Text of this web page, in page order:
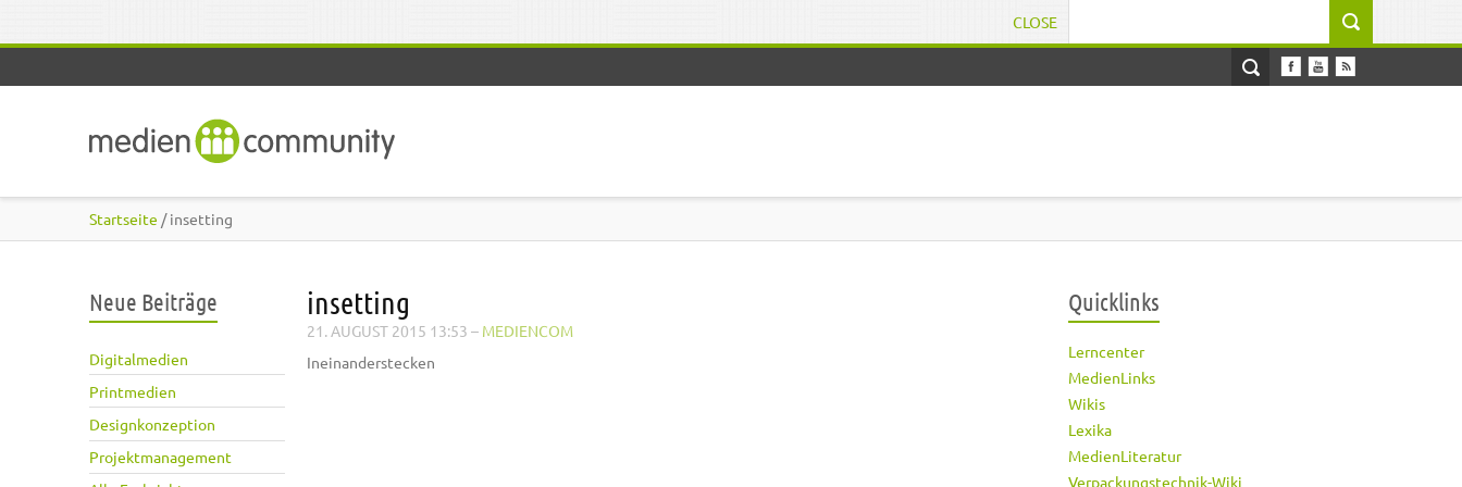
CLOSE
Startseite / insetting
Neue Beiträge
Digitalmedien
Printmedien
Designkonzeption
Projektmanagement
insetting
21. AUGUST 2015 13:53 – MEDIENCOM
Ineinanderstecken
Quicklinks
Lerncenter
MedienLinks
Wikis
Lexika
MedienLiteratur
Verpackungstechnik-Wiki